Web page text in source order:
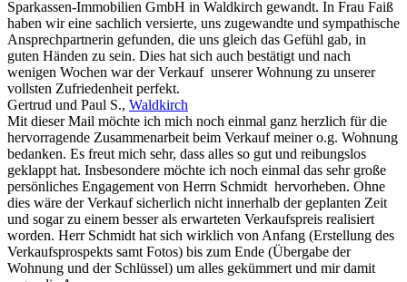
Sparkassen-Immobilien GmbH in Waldkirch gewandt. In Frau Faiß
haben wir eine sachlich versierte, uns zugewandte und sympathische
Ansprechpartnerin gefunden, die uns gleich das Gefühl gab, in
guten Händen zu sein. Dies hat sich auch bestätigt und nach
wenigen Wochen war der Verkauf unserer Wohnung zu unserer
vollsten Zufriedenheit perfekt.
Gertrud und Paul S., Waldkirch
Mit dieser Mail möchte ich mich noch einmal ganz herzlich für die
hervorragende Zusammenarbeit beim Verkauf meiner o.g. Wohnung
bedanken. Es freut mich sehr, dass alles so gut und reibungslos
geklappt hat. Insbesondere möchte ich noch einmal das sehr große
persönliches Engagement von Herrn Schmidt hervorheben. Ohne
dies wäre der Verkauf sicherlich nicht innerhalb der geplanten Zeit
und sogar zu einem besser als erwarteten Verkaufspreis realisiert
worden. Herr Schmidt hat sich wirklich von Anfang (Erstellung des
Verkaufsprospekts samt Fotos) bis zum Ende (Übergabe der
Wohnung und der Schlüssel) um alles gekümmert und mir damit